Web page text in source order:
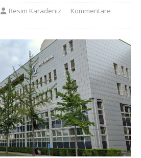
Besim Karadeniz
Kommentare